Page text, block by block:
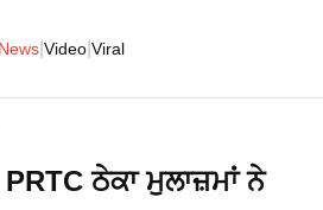
News Video Viral
ਠੇਕਾ ਮੁਲਾਜ਼ਮਾਂ ਨੇ